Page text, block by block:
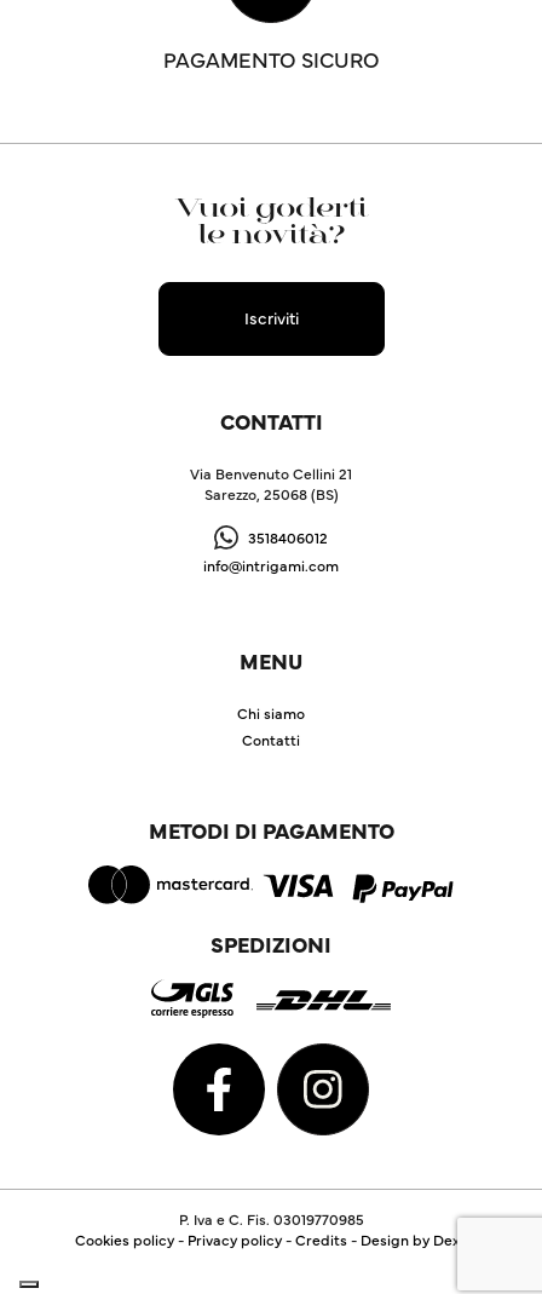
PAGAMENTO SICURO
Vuoi goderti
le novità?
Iscriviti
CONTATTI
Via Benvenuto Cellini 21
Sarezzo, 25068 (BS)
3518406012
info@intrigami.com
MENU
Chi siamo
Contatti
METODI DI PAGAMENTO
SPEDIZIONI
P. Iva e C. Fis. 03019770985
Cookies policy- Privacy policy-Credits- Design by Dexa